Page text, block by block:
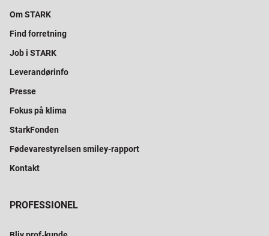
Om STARK
Find forretning
Job i STARK
Leverandørinfo
Presse
Fokus på klima
StarkFonden
Fødevarestyrelsen smiley-rapport
Kontakt
PROFESSIONEL